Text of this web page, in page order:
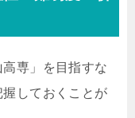
専」を目指すな
しておくことが